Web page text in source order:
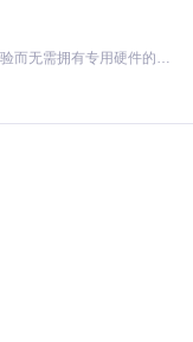
的硬件报告导入，确保
基于Python的Xiaozhi AI，适用于想要完整Xiaozhi体验而无需拥有专用硬件的用户。